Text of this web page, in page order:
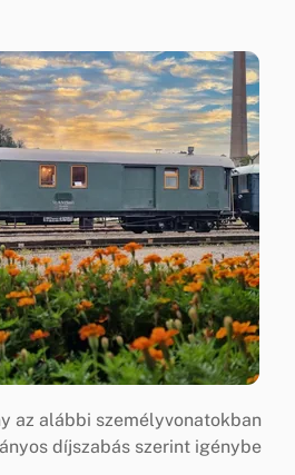
az alábbi személyvonatokban
díjszabás szerint igénybe